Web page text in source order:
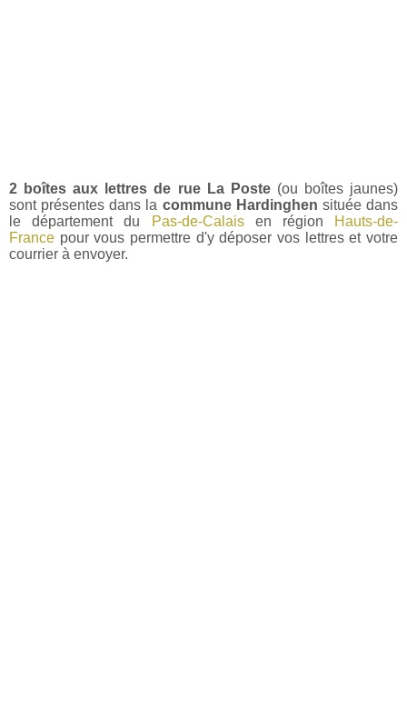
2 boîtes aux lettres de rue La Poste(ou boîtes jaunes)
sont présentes dans la commune Hardinghen située dans
le département du
Pas-de-Calaisen région
Hauts-de-
France pour vous permettre d'y déposer vos lettres et votre
courrier à envoyer.